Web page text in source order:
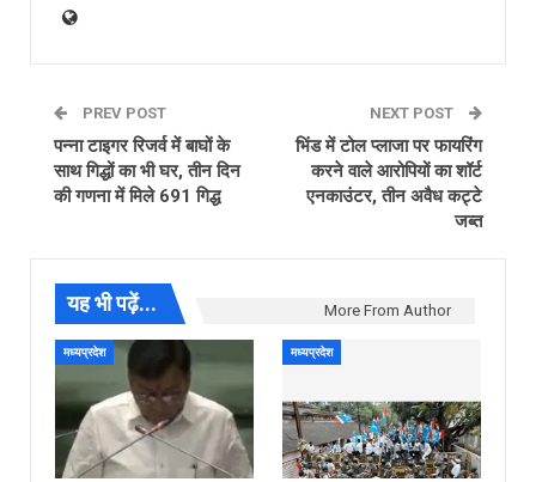
PREV POST
पन्ना टाइगर रिजर्व में बाघों के
साथ गिद्धों का भी घर, तीन दिन
की गणना में मिले 691 गिद्ध
NEXT POST
भिंड में टोल प्लाजा पर फायरिंग
करने वाले आरोपियों का शॉर्ट
एनकाउंटर, तीन अवैध कट्टे
जब्त
यह भी पढ़ें... More From Author
मध्यप्रदेश मध्यप्रदेश